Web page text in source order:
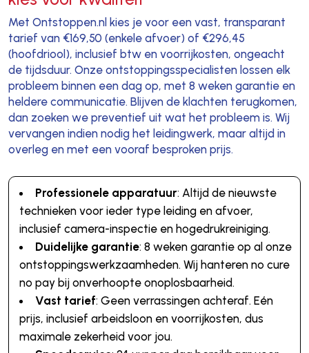
Met Ontstoppen.nl kies je voor een vast, transparant
tarief van €169,50 (enkele afvoer) of €296,45
(hoofdriool), inclusief btw en voorrijkosten, ongeacht
de tijdsduur. Onze ontstoppingsspecialisten lossen elk
probleem binnen een dag op, met 8 weken garantie en
heldere communicatie. Blijven de klachten terugkomen,
dan zoeken we preventief uit wat het probleem is. Wij
vervangen indien nodig het leidingwerk, maar altijd in
overleg en met een vooraf besproken prijs.
Professionele apparatuur: Altijd de nieuwste
technieken voor ieder type leiding en afvoer,
inclusief camera-inspectie en hogedrukreiniging.
Duidelijke garantie: 8 weken garantie op al onze
ontstoppingswerkzaamheden. Wij hanteren no cure
no pay bij onverhoopte onoplosbaarheid.
Vast tarief: Geen verrassingen achteraf. Eén
prijs, inclusief arbeidsloon en voorrijkosten, dus
maximale zekerheid voor jou.